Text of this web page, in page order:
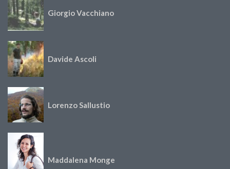
Giorgio Vacchiano
Davide Ascoli
Lorenzo Sallustio
Maddalena Monge